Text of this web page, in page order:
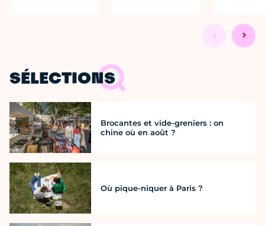
SÉLECTIONS
Brocantes et vide-greniers : on
chine où en août ?
Où pique-niquer à Paris ?